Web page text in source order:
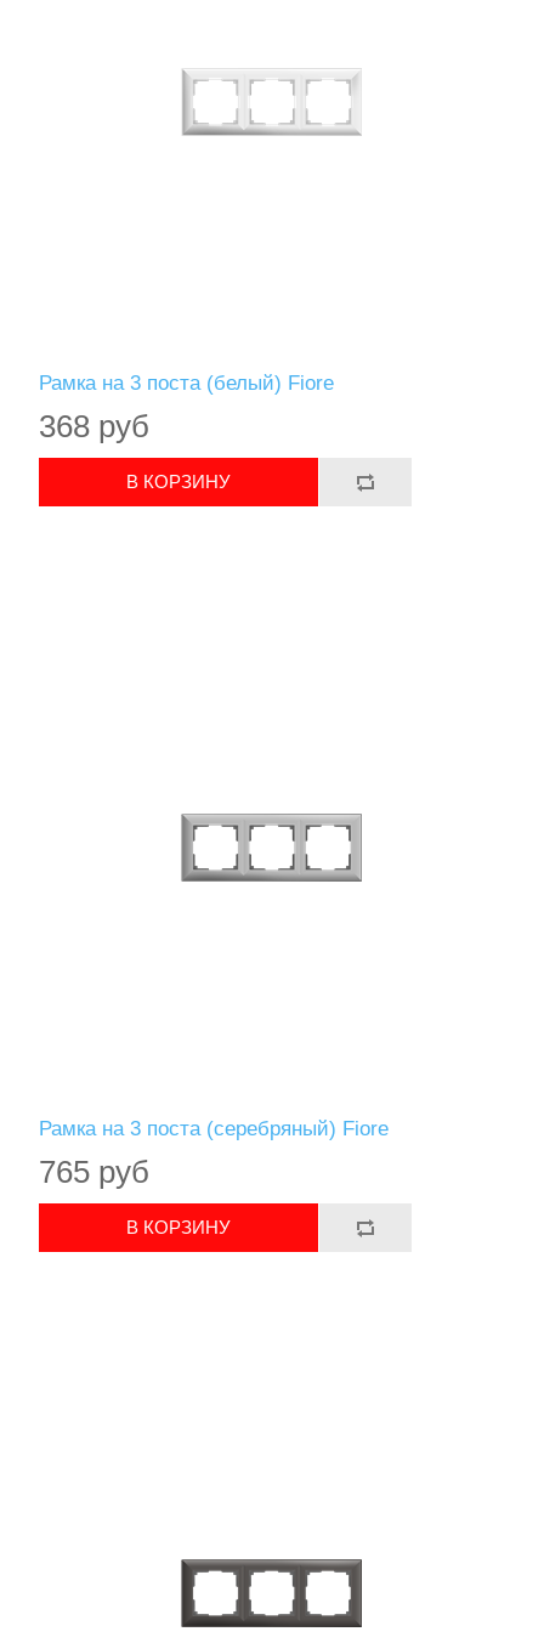
Рамка на 3 поста (белый) Fiore
368 руб
Рамка на 3 поста (серебряный) Fiore
765 руб